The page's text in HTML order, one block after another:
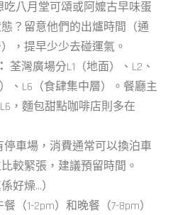
吃八月堂可頌或阿嬤古早味蛋
？留意他們的出爐時間（通
，提早少少去碰運氣。
荃灣廣場分L1（地面）、L2、
、L6（食肆集中層）。餐廳主
，麵包甜點咖啡店則多在
停車場，消費通常可以換泊車
較緊張，建議預留時間。
好燥…）
（1-2pm）和晚餐（7-8pm）